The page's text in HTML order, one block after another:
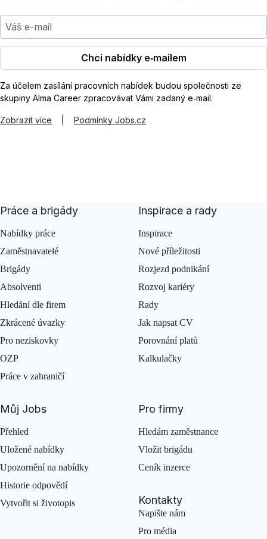
Váš e-mail
Chci nabídky e‑mailem
Za účelem zasílání pracovních nabídek budou společnosti ze
skupiny Alma Career zpracovávat Vámi zadaný e‑mail.
Zobrazit více Podmínky Jobs.cz
Práce a brigády
Nabídky práce
Zaměstnavatelé
Brigády
Absolventi
Hledání dle firem
Zkrácené úvazky
Pro neziskovky
OZP
Práce v zahraničí
Inspirace a rady
Inspirace
Nové příležitosti
Rozjezd podnikání
Rozvoj kariéry
Rady
Jak napsat CV
Porovnání platů
Kalkulačky
Můj Jobs
Přehled
Uložené nabídky
Upozornění na nabídky
Historie odpovědí
Vytvořit si životopis
Pro firmy
Hledám zaměstnance
Vložit brigádu
Ceník inzerce
Kontakty
Napište nám
Pro média